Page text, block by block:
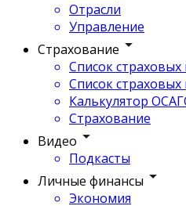
Отрасли
Управление
Страхование
Список
Список
Калькулятор
Страхование
Видео
Подкасты
Личные финансы
Экономия